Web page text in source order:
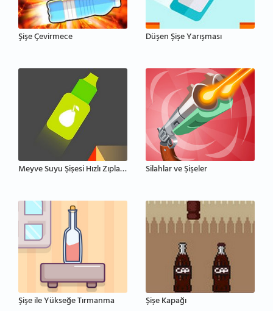
Şişe Çevirmece Düşen Şişe Yarışması
Meyve Suyu Şişesi Hızlı Zıplama Silahlar ve Şişeler
Şişe ile Yükseğe Tırmanma Şişe Kapağı